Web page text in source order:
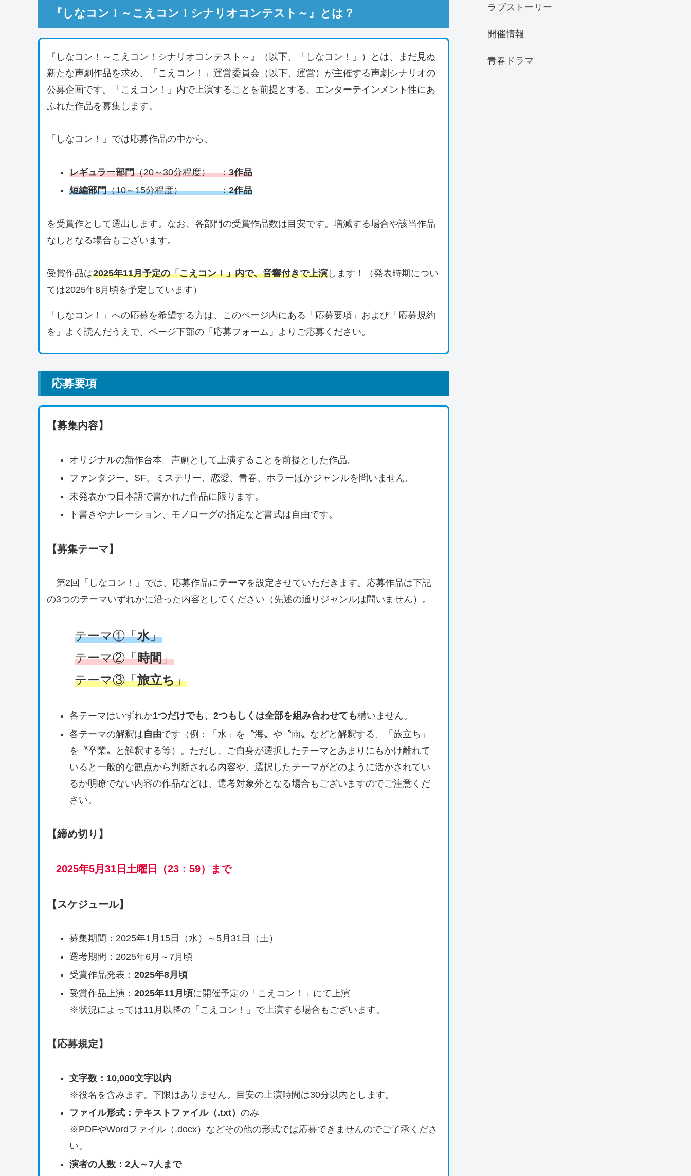
『しなコン！～こえコン！シナリオコンテスト～』とは？
『しなコン！～こえコン！シナリオコンテスト～』（以下、「しなコン！」）とは、まだ見ぬ
新たな声劇作品を求め、「こえコン！」運営委員会（以下、運営）が主催する声劇シナリオの
公募企画です。「こえコン！」内で上演することを前提とする、エンターテインメント性にあ
ふれた作品を募集します。
「しなコン！」では応募作品の中から、
レギュラー部門（20～30分程度） ：3作品
短編部門（10～15分程度） ：2作品
を受賞作として選出します。なお、各部門の受賞作品数は目安です。増減する場合や該当作品
なしとなる場合もございます。
受賞作品は2025年11月予定の「こえコン！」内で、音響付きで上演 します！（発表時期につい
ては2025年8月頃を予定しています）
「しなコン！」への応募を希望する方は、このページ内にある「応募要項」および「応募規約
を」よく読んだうえで、ページ下部の「応募フォーム」よりご応募ください。
応募要項
【募集内容】
オリジナルの新作台本。声劇として上演することを前提とした作品。
ファンタジー、SF、ミステリー、恋愛、青春、ホラーほかジャンルを問いません。
未発表かつ日本語で書かれた作品に限ります。
ト書きやナレーション、モノローグの指定など書式は自由です。
【募集テーマ】
第2回「しなコン！」では、応募作品にテーマを設定させていただきます。応募作品は下記
の3つのテーマいずれかに沿った内容としてください（先述の通りジャンルは問いません）。
テーマ①「水」
テーマ②「時間」
テーマ③「旅立ち」
各テーマはいずれか1つだけでも、2つもしくは全部を組み合わせても構いません。
各テーマの解釈は自由です（例：「水」を〝海〟や〝雨〟などと解釈する、「旅立ち」
を〝卒業〟と解釈する等）。ただし、ご自身が選択したテーマとあまりにもかけ離れて
いると一般的な観点から判断される内容や、選択したテーマがどのように活かされてい
るか明瞭でない内容の作品などは、選考対象外となる場合もございますのでご注意くだ
さい。
【締め切り】
2025年5月31日土曜日（23：59）まで
【スケジュール】
募集期間：2025年1月15日（水）～5月31日（土）
選考期間：2025年6月～7月頃
受賞作品発表： 2025年8月頃
受賞作品上演： 2025年11月頃に開催予定の「こえコン！」にて上演
※状況によっては11月以降の「こえコン！」で上演する場合もございます。
【応募規定】
文字数：10,000文字以内
※役名を含みます。下限はありません。目安の上演時間は30分以内とします。
ファイル形式：テキストファイル（.txt） のみ
※PDFやWordファイル（.docx）などその他の形式では応募できませんのでご了承くださ
い。
演者の人数：2人～7人まで
ラブストーリー
開催情報
青春ドラマ